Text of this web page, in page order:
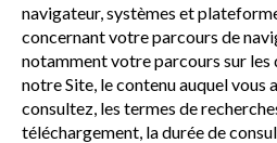
navigateur, systèmes et
concernant votre parcours de
notamment votre parcours sur les
notre Site, le contenu auquel vous
consultez, les termes de
téléchargement, la durée de